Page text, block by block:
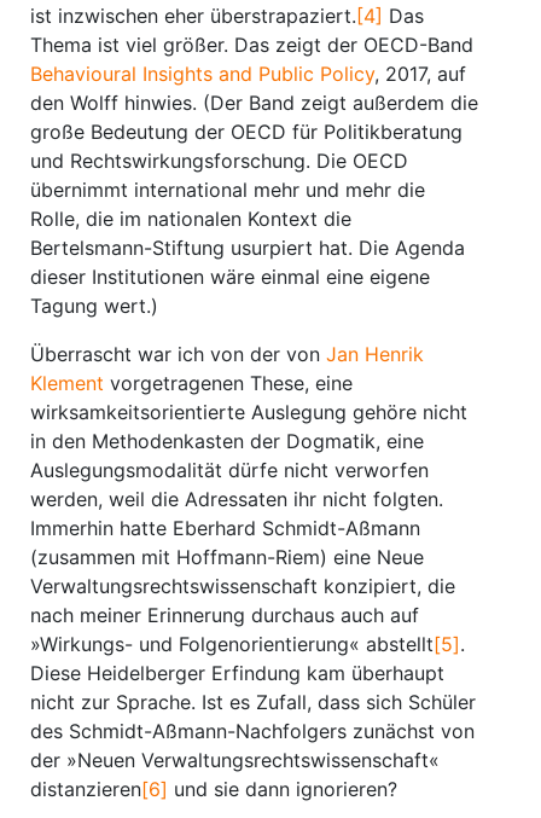
ist inzwischen eher überstrapaziert. [4] Das
Thema ist viel größer. Das zeigt der OECD-Band
Behavioural Insights and Public Policy, 2017, auf
den Wolff hinwies. (Der Band zeigt außerdem die
große Bedeutung der OECD für Politikberatung
und Rechtswirkungsforschung. Die OECD
übernimmt international mehr und mehr die
Rolle, die im nationalen Kontext die
Bertelsmann-Stiftung usurpiert hat. Die Agenda
dieser Institutionen wäre einmal eine eigene
Tagung wert.)
Überrascht war ich von der von Jan Henrik
Klement vorgetragenen These, eine
wirksamkeitsorientierte Auslegung gehöre nicht
in den Methodenkasten der Dogmatik, eine
Auslegungsmodalität dürfe nicht verworfen
werden, weil die Adressaten ihr nicht folgten.
Immerhin hatte Eberhard Schmidt-Aßmann
(zusammen mit Hoffmann-Riem) eine Neue
Verwaltungsrechtswissenschaft konzipiert, die
nach meiner Erinnerung durchaus auch auf
»Wirkungs- und Folgenorientierung« abstellt[5].
Diese Heidelberger Erfindung kam überhaupt
nicht zur Sprache. Ist es Zufall, dass sich Schüler
des Schmidt-Aßmann-Nachfolgers zunächst von
der »Neuen Verwaltungsrechtswissenschaft«
distanzieren[6] und sie dann ignorieren?